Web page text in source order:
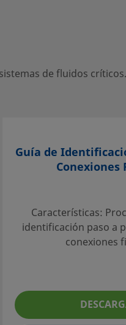
de fluidos críticos.
Guía de
Conexiones
Características:
identificación paso a
conexiones